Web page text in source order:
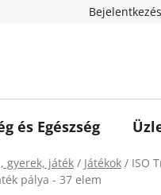
Bejelentkezés
és Egészség
gyerek, játék / Játékok / ISO
pálya - 37 elem